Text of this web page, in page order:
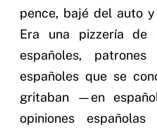
pence, bajé del auto
Era una pizzería de
españoles,
españoles que se
gritaban —en
opiniones